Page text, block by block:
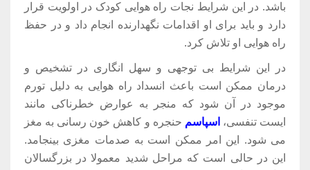
باشد. در این شرایط نجات راه هوایی کودک در اولویت قرار
دارد و باید برای او اقدامات نگهدارنده انجام داد و در حفظ
راه هوایی او تلاش کرد.
در این شرایط بی توجهی و سهل انگاری در تشخیص و
درمان ممکن است باعث انسداد راه هوایی به دلیل تورم
موجود در آن شود که منجر به عوارض خطرناکی مانند
ایست تنفسی، اسپاسم حنجره و کاهش خون رسانی به مغز
می شود. این امر ممکن است به صدمات مغزی بینجامد.
این در حالی است که مراحل شدید معمولا در بزرگسالان